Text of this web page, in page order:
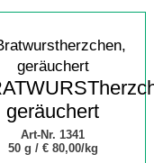
geräuchert
Art-Nr. 1341
50 g / € 80,00/kg